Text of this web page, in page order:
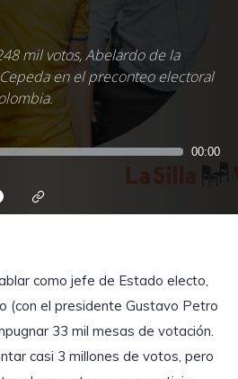
mil votos, Abelardo de la
en el preconteo electoral
00:00
como jefe de Estado electo,
(con el presidente Gustavo Petro
33 mil mesas de votación.
casi 3 millones de votos, pero